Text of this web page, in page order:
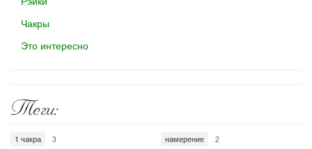
Чакры
Это интересно
Теги:
1 чакра 3 намерение 2